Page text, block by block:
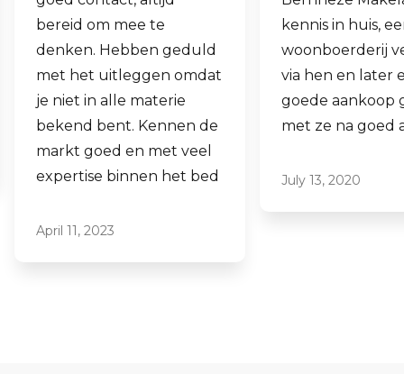
kennis in huis, eens onze
woonboerderij verkocht
via hen en later een
goede aankoop gedaan
met ze na goed advies.
July 13, 2020
hen laten
ook een
aankopen.
Laagdrempelig
professioneel, ik